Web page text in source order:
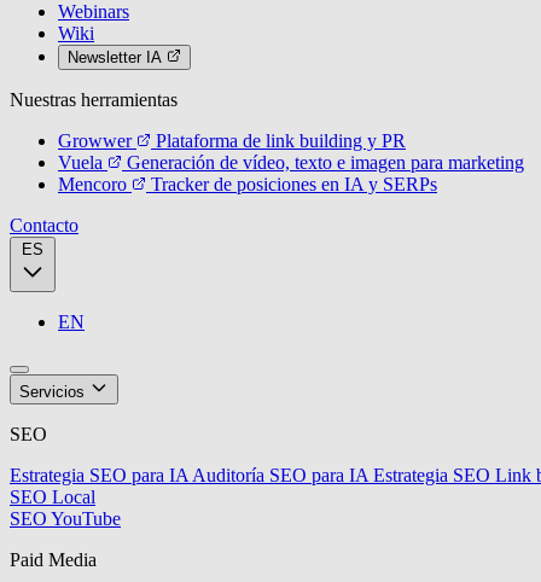
Webinars
Wiki
Newsletter IA
Nuestras herramientas
Growwer
Plataforma de link building y PR
Vuela
Generación de vídeo, texto e imagen para marketing
Mencoro
Tracker de posiciones en IA y SERPs
Contacto
EN
Servicios
SEO
Estrategia SEO para IA Auditoría SEO para IA Estrategia SEO Link
SEO Local
SEO YouTube
Paid Media